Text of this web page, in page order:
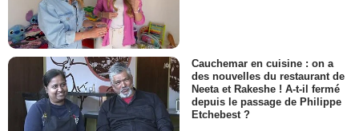
Cauchemar en cuisine : on a
des nouvelles du restaurant de
Neeta et Rakeshe ! A-t-il fermé
depuis le passage de Philippe
Etchebest ?